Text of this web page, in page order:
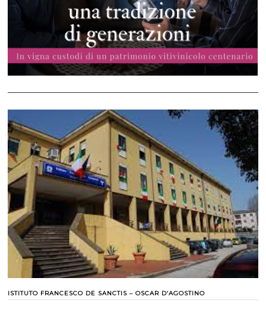
ISTITUTO FRANCESCO DE SANCTIS – OSCAR D’AGOSTINO